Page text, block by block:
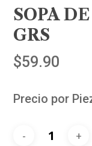
SOPA
GRS
$59.90
Precio por